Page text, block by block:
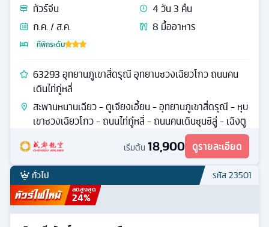
ทัวร์จีน 4วัน3 คืน
ก.ค. / ส.ค.
8 มื้ออาหาร
ที่พักระดับ
63293 อุทยานภูเขาสี่ดรุณี อุทยานซวงเฉียวโกว ถนนคน
เดินไท่กู่หลี่
สะพานหนานเฉียว - ตูเจียงเอี้ยน - อุทยานภูเขาสี่ดรุณี - หุบ
เขาซวงเฉียวโกว - ถนนไท่กู๋หลี่ - ถนนคนเดินซุนซีลู่ - เฉิงตู
เริ่มต้น 18,900 ดูรายละเอียด
ทั่วไป รหัส23501
ลดสูงสุด
24%